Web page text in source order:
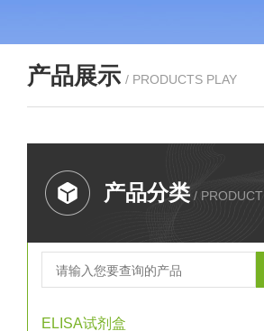
产品展示 / PRODUCTS PLAY
产品分类 / PRODUCT
ELISA试剂盒